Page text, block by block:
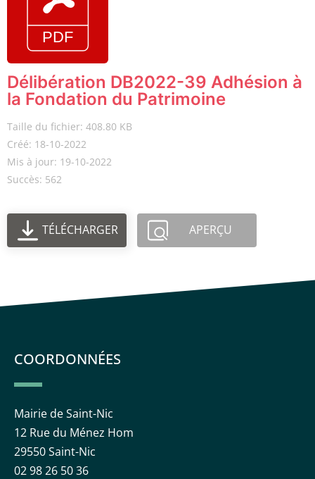
Délibération DB2022-39 Adhésion à
la Fondation du Patrimoine
Taille du fichier: 408.80 KB
Créé: 18-10-2022
Mis à jour: 19-10-2022
Succès: 562
TÉLÉCHARGER APERÇU
COORDONNÉES
Mairie de Saint-Nic
12 Rue du Ménez Hom
29550 Saint-Nic
02 98 26 50 36